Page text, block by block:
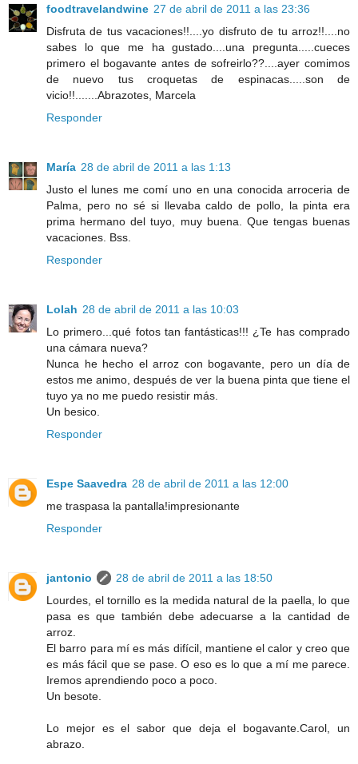
foodtravelandwine 27 de abril de 2011 a las 23:36
Disfruta de tus vacaciones!!....yo disfruto de tu arroz!!....no
sabes lo que me ha gustado....una pregunta.....cueces
primero el bogavante antes de sofreirlo??....ayer comimos
de nuevo tus croquetas de espinacas.....son de
vicio!!.......Abrazotes, Marcela
Responder
María 28 de abril de 2011 a las 1:13
Justo el lunes me comí uno en una conocida arroceria de
Palma, pero no sé si llevaba caldo de pollo, la pinta era
prima hermano del tuyo, muy buena. Que tengas buenas
vacaciones. Bss.
Responder
Lolah 28 de abril de 2011 a las 10:03
Lo primero...qué fotos tan fantásticas!!! ¿Te has comprado
una cámara nueva?
Nunca he hecho el arroz con bogavante, pero un día de
estos me animo, después de ver la buena pinta que tiene el
tuyo ya no me puedo resistir más.
Un besico.
Responder
Espe Saavedra 28 de abril de 2011 a las 12:00
me traspasa la pantalla!impresionante
Responder
jantonio
28 de abril de 2011 a las 18:50
Lourdes, el tornillo es la medida natural de la paella, lo que
pasa es que también debe adecuarse a la cantidad de
arroz.
El barro para mí es más difícil, mantiene el calor y creo que
es más fácil que se pase. O eso es lo que a mí me parece.
Iremos aprendiendo poco a poco.
Un besote.
Lo mejor es el sabor que deja el bogavante.Carol, un
abrazo.